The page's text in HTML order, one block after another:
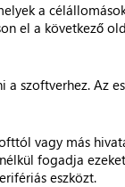
a
el a következő
szoftverhez. Az
vagy más
fogadja
eszközt.